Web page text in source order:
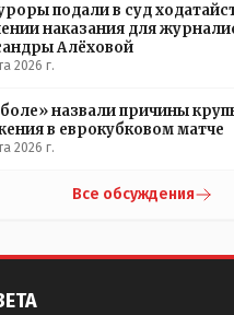
подали в суд
наказания для
Алёховой
2026 г.
назвали причины
в еврокубковом матче
2026 г.
Все обсуждения